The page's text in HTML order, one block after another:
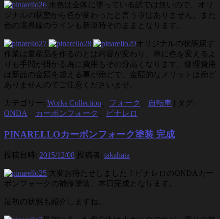
水色は全体に塗っている訳では無いので、オリ
ジナルの状態から色が変わったと言う事はありません。また
色の境界線のラインも新車時そのままとなります。
オリジナルの状態戻す
作業は量産品を作るのとは内容が変わり、単に色を変えるよ
りも手間が掛かる為に費用もその分高くなります。修理費用
は新品の金額を超える事が殆どで、金額的なメリットは殆ど
ありませんのでご注意くださいませ。
カテゴリー: Works Collection フォーク 自転車 | タグ:
ONDA
カーボンフォーク ピナレロ
PINARELLOカーボンフォーク塗装 完成
投稿日時: 2015/12/08 投稿者: takahata
大変お待たせしました！ピナレロのONDAカー
ボンフォークの補修塗装、本日完成となります。
最初の状態も紹介しますね。